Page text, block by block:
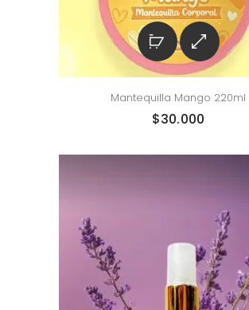
Mantequilla Mango 220ml
$30.000